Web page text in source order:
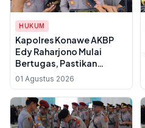
HUKUM
Kapolres Konawe AKBP
Edy Raharjono Mulai
Bertugas, Pastikan
Seluruh Laporan Polisi
Diproses Sesuai Aturan
Hukum
01 Agustus 2026